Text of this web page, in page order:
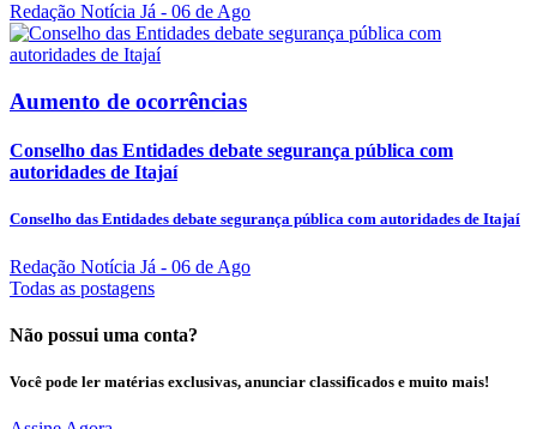
Redação Notícia Já - 06 de Ago
Aumento de ocorrências
Conselho das Entidades debate segurança pública com
autoridades de Itajaí
Conselho das Entidades debate segurança pública com autoridades de Itajaí
Redação Notícia Já - 06 de Ago
Todas as postagens
Não possui uma conta?
Você pode ler matérias exclusivas, anunciar classificados e muito mais!